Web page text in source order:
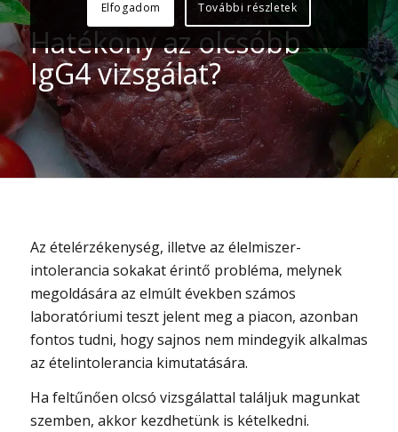
Hatékony az olcsóbb
IgG4 vizsgálat?
Az ételérzékenység, illetve az élelmiszer-
intolerancia sokakat érintő probléma, melynek
megoldására az elmúlt években számos
laboratóriumi teszt jelent meg a piacon, azonban
fontos tudni, hogy sajnos nem mindegyik alkalmas
az ételintolerancia kimutatására.
Ha feltűnően olcsó vizsgálattal találjuk magunkat
szemben, akkor kezdhetünk is kételkedni.
Elfogadom További részletek